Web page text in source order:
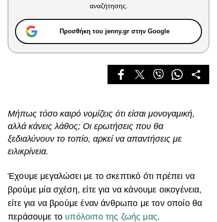
True Stories
Ask the Guru
Success Stories
Deco
Cooking
Green
Αφιερώματα
ΒΟΞ
αναζήτησης.
Προσθήκη του jenny.gr στην Google
Μήπως τόσο καιρό νομίζεις ότι είσαι μονογαμική,
αλλά κάνεις λάθος; Οι ερωτήσεις που θα
ξεδιαλύνουν το τοπίο, αρκεί να απαντήσεις με
ειλικρίνεια.
Έχουμε μεγαλώσει με το σκεπτικό ότι πρέπει να
βρούμε μία σχέση, είτε για να κάνουμε οικογένεια,
είτε για να βρούμε έναν άνθρωπο με τον οποίο θα
περάσουμε το υπόλοιπο της ζωής μας.